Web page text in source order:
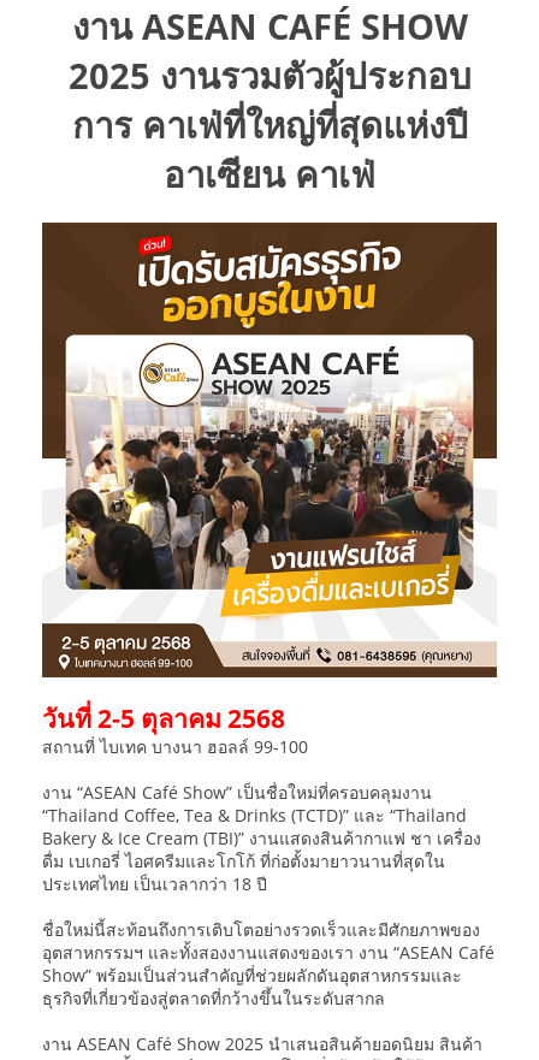
งาน ASEAN CAFÉ SHOW
2025 งานรวมตัวผู้ประกอบ
การ คาเฟ่ที่ใหญ่ที่สุดแห่งปี
อาเซียน คาเฟ่
วันที่ 2-5 ตุลาคม 2568
สถานที่ ไบเทค บางนา ฮอลล์ 99-100
งาน “ASEAN Café Show” เป็นชื่อใหม่ที่ครอบคลุมงาน
“Thailand Coffee, Tea & Drinks (TCTD)” และ “Thailand
Bakery & Ice Cream (TBI)” งานแสดงสินค้ากาแฟ ชา เครื่อง
ดื่ม เบเกอรี่ ไอศครีมและโกโก้ ที่ก่อตั้งมายาวนานที่สุดใน
ประเทศไทย เป็นเวลากว่า 18 ปี
ชื่อใหม่นี้สะท้อนถึงการเติบโตอย่างรวดเร็วและมีศักยภาพของ
อุตสาหกรรมฯ และทั้งสองงานแสดงของเรา งาน “ASEAN Café
Show” พร้อมเป็นส่วนสำคัญที่ช่วยผลักดันอุตสาหกรรมและ
ธุรกิจที่เกี่ยวข้องสู่ตลาดที่กว้างขึ้นในระดับสากล
งาน ASEAN Café Show 2025 นำเสนอสินค้ายอดนิยม สินค้า